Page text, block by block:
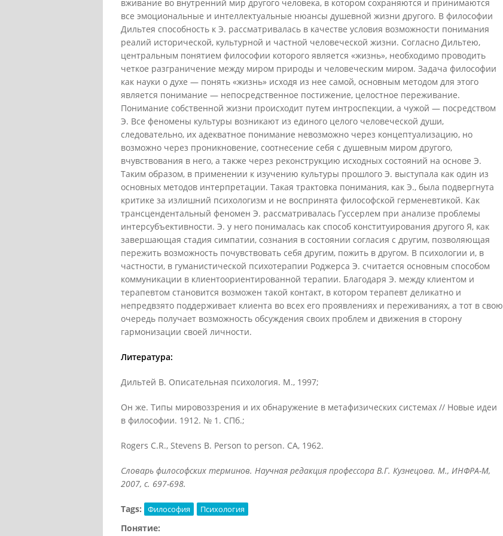
вживание во внутренний мир другого человека, в котором сохраняются и принимаются
все эмоциональные и интеллектуальные нюансы душевной жизни другого. В философии
Дильтея способность к Э. рассматривалась в качестве условия возможности понимания
реалий исторической, культурной и частной человеческой жизни. Согласно Дильтею,
центральным понятием философии которого является «жизнь», необходимо проводить
четкое разграничение между миром природы и человеческим миром. Задача философии
как науки о духе — понять «жизнь» исходя из нее самой, основным методом для этого
является понимание — непосредственное постижение, целостное переживание.
Понимание собственной жизни происходит путем интроспекции, а чужой — посредством
Э. Все феномены культуры возникают из единого целого человеческой души,
следовательно, их адекватное понимание невозможно через концептуализацию, но
возможно через проникновение, соотнесение себя с душевным миром другого,
вчувствования в него, а также через реконструкцию исходных состояний на основе Э.
Таким образом, в применении к изучению культуры прошлого Э. выступала как один из
основных методов интерпретации. Такая трактовка понимания, как Э., была подвергнута
критике за излишний психологизм и не воспринята философской герменевтикой. Как
трансцендентальный феномен Э. рассматривалась Гуссерлем при анализе проблемы
интерсубъективности. Э. у него понималась как способ конституирования другого Я, как
завершающая стадия симпатии, сознания в состоянии согласия с другим, позволяющая
пережить возможность почувствовать себя другим, пожить в другом. В психологии и, в
частности, в гуманистической психотерапии Роджерса Э. считается основным способом
коммуникации в клиентоориентированной терапии. Благодаря Э. между клиентом и
терапевтом становится возможен такой контакт, в котором терапевт деликатно и
непредвзято поддерживает клиента во всех его проявлениях и переживаниях, а тот в свою
очередь получает возможность обсуждения своих проблем и движения в сторону
гармонизации своей личности.
Литература:
Дильтей В. Описательная психология. М., 1997;
Он же. Типы мировоззрения и их обнаружение в метафизических системах // Новые идеи
в философии. 1912. № 1. СПб.;
Rogers С.R., Stevens В. Person to person. СА, 1962.
Словарь философских терминов. Научная редакция профессора В.Г. Кузнецова. М., ИНФРА-М,
2007, с. 697-698.
Tags: Философия Психология
Понятие: